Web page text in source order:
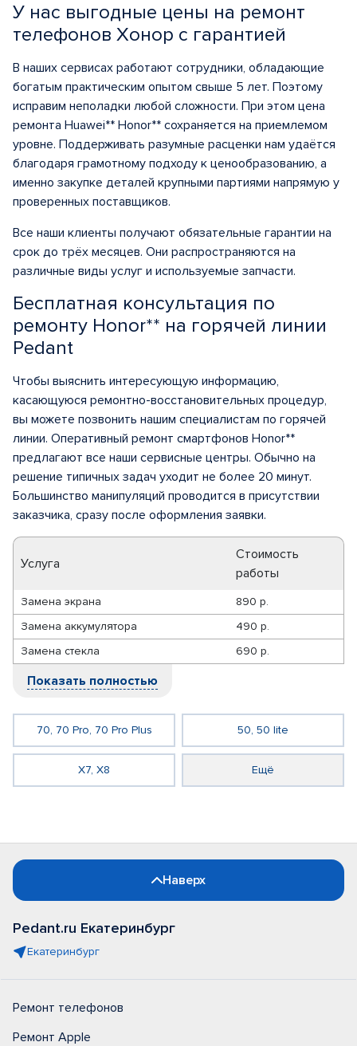
У нас выгодные цены на ремонт
телефонов Хонор с гарантией
В наших сервисах работают сотрудники, обладающие
богатым практическим опытом свыше 5 лет. Поэтому
исправим неполадки любой сложности. При этом цена
ремонта Huawei** Honor** сохраняется на приемлемом
уровне. Поддерживать разумные расценки нам удаётся
благодаря грамотному подходу к ценообразованию, а
именно закупке деталей крупными партиями напрямую у
проверенных поставщиков.
Все наши клиенты получают обязательные гарантии на
срок до трёх месяцев. Они распространяются на
различные виды услуг и используемые запчасти.
Бесплатная консультация по
ремонту Honor** на горячей линии
Pedant
Чтобы выяснить интересующую информацию,
касающуюся ремонтно-восстановительных процедур,
вы можете позвонить нашим специалистам по горячей
линии. Оперативный ремонт смартфонов Honor**
предлагают все наши сервисные центры. Обычно на
решение типичных задач уходит не более 20 минут.
Большинство манипуляций проводится в присутствии
заказчика, сразу после оформления заявки.
Услуга
Стоимость
работы
Замена экрана
890 р.
Замена аккумулятора
490 р.
Замена стекла
690 р.
Показать полностью
70, 70 Pro, 70 Pro Plus 50, 50 lite
X7, X8 Ещё
Наверх
Pedant.ru Екатеринбург
Екатеринбург
Ремонт телефонов
Ремонт Apple